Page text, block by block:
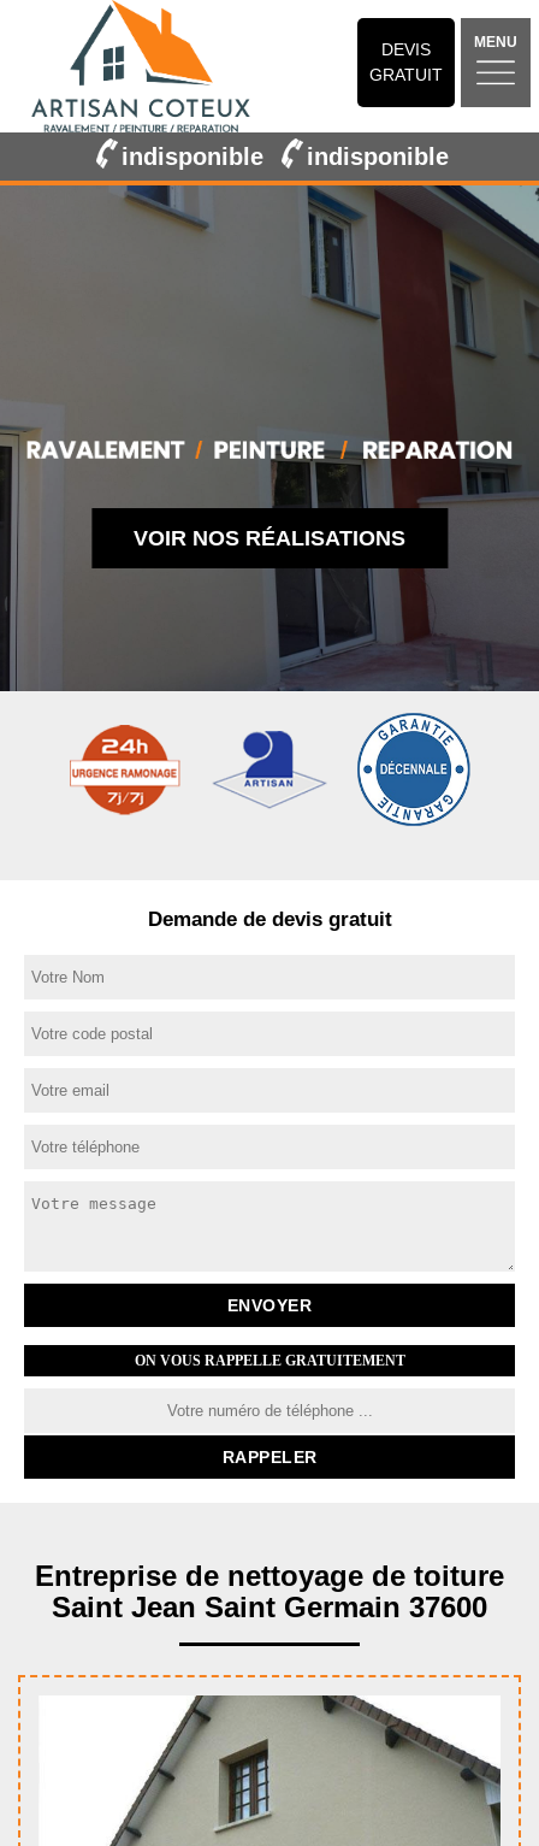
DEVIS
GRATUIT
MENU
indisponible indisponible
VOIR NOS RÉALISATIONS
Demande de devis gratuit
ON VOUS RAPPELLE GRATUITEMENT
Entreprise de nettoyage de toiture
Saint Jean Saint Germain 37600